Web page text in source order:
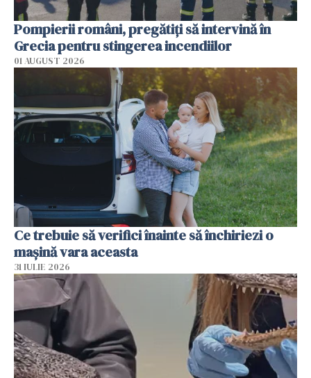
Pompierii români, pregătiţi să intervină în
Grecia pentru stingerea incendiilor
01 AUGUST 2026
Ce trebuie să verifici înainte să închiriezi o
mașină vara aceasta
31 IULIE 2026